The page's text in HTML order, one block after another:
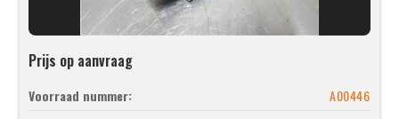
Prijs op aanvraag
Voorraad nummer:
A00446